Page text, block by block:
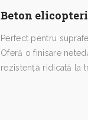
Beton
Perfect pentru
Oferă o finisare
rezistență ridicată la